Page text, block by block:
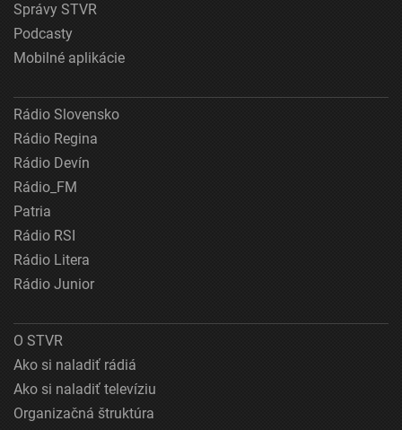
Správy STVR
Podcasty
Mobilné aplikácie
Rádio Slovensko
Rádio Regina
Rádio Devín
Rádio_FM
Patria
Rádio RSI
Rádio Litera
Rádio Junior
O STVR
Ako si naladiť rádiá
Ako si naladiť televíziu
Organizačná štruktúra